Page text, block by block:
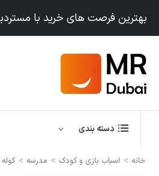
بهترین فرصت های خرید با
دسته بندی
خانه > اسباب بازی و کودک > مدرسه >